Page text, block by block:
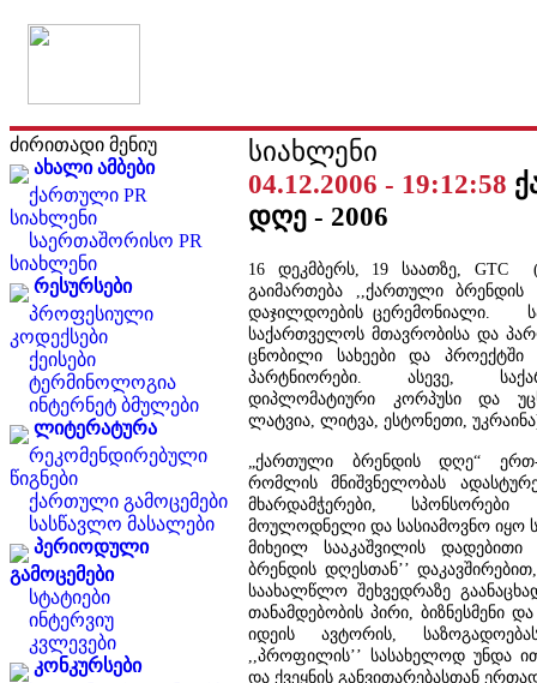
ძირითადი მენიუ
ახალი ამბები
ქართული PR
სიახლენი
საერთაშორისო PR
სიახლენი
რესურსები
პროფესიული
კოდექსები
ქეისები
ტერმინოლოგია
ინტერნეტ ბმულები
ლიტერატურა
რეკომენდირებული
წიგნები
ქართული გამოცემები
სასწავლო მასალები
პერიოდული
გამოცემები
სტატიები
ინტერვიუ
კვლევები
კონკურსები
სიახლენი
04.12.2006 - 19:12:58
დღე - 2006
16 დეკმბერს, 19 საათზე, GTC
გაიმართება ,,ქართული ბრენდის
დაჯილდოების ცერემონიალი.
საქართველოს მთავრობისა და
ცნობილი სახეები და პროექტში
პარტნიორები. ასევე,
დიპლომატიური კორპუსი და
ლატვია, ლიტვა, ესტონეთი,
„ქართული ბრენდის დღე“
რომლის მნიშვნელობას
მხარდამჭერები,
მოულოდნელი და სასიამოვნო იყო
მიხეილ სააკაშვილის
ბრენდის დღესთან’’
საახალწლო შეხვედრაზე
თანამდებობის პირი, ბიზნესმენი
იდეის ავტორის,
,,პროფილის’’ სასახელოდ უნდა
და ქვეყნის განვითარებასთან